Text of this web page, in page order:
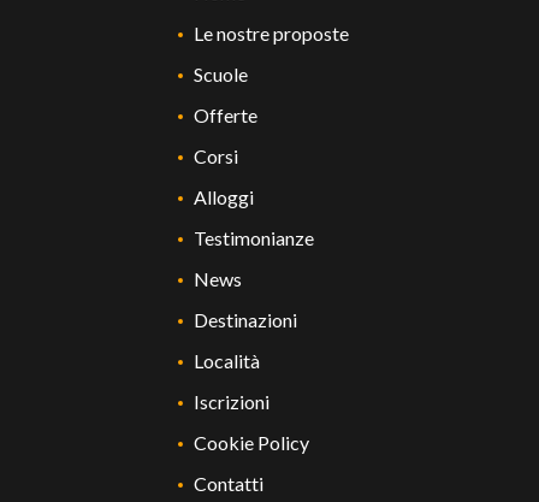
Le nostre proposte
Scuole
Offerte
Corsi
Alloggi
Testimonianze
News
Destinazioni
Località
Iscrizioni
Cookie Policy
Contatti